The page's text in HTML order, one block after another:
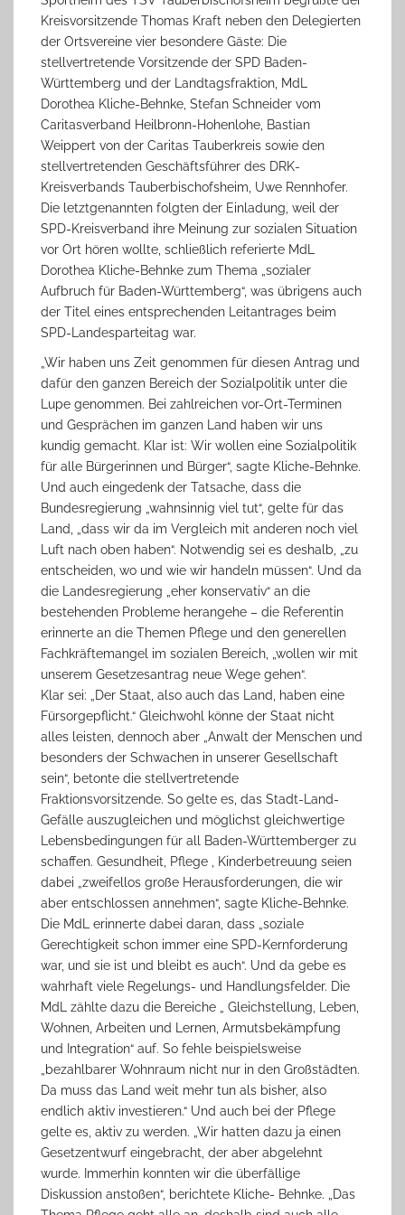
Kreisvorsitzende Thomas Kraft neben den Delegierten
der Ortsvereine vier besondere Gäste: Die
stellvertretende Vorsitzende der SPD Baden-
Württemberg und der Landtagsfraktion, MdL
Dorothea Kliche-Behnke, Stefan Schneider vom
Caritasverband Heilbronn-Hohenlohe, Bastian
Weippert von der Caritas Tauberkreis sowie den
stellvertretenden Geschäftsführer des DRK-
Kreisverbands Tauberbischofsheim, Uwe Rennhofer.
Die letztgenannten folgten der Einladung, weil der
SPD-Kreisverband ihre Meinung zur sozialen Situation
vor Ort hören wollte, schließlich referierte MdL
Dorothea Kliche-Behnke zum Thema „sozialer
Aufbruch für Baden-Württemberg“, was übrigens auch
der Titel eines entsprechenden Leitantrages beim
SPD-Landesparteitag war.
„Wir haben uns Zeit genommen für diesen Antrag und
dafür den ganzen Bereich der Sozialpolitik unter die
Lupe genommen. Bei zahlreichen vor-Ort-Terminen
und Gesprächen im ganzen Land haben wir uns
kundig gemacht. Klar ist: Wir wollen eine Sozialpolitik
für alle Bürgerinnen und Bürger“, sagte Kliche-Behnke.
Und auch eingedenk der Tatsache, dass die
Bundesregierung „wahnsinnig viel tut“, gelte für das
Land, „dass wir da im Vergleich mit anderen noch viel
Luft nach oben haben“. Notwendig sei es deshalb, „zu
entscheiden, wo und wie wir handeln müssen“. Und da
die Landesregierung „eher konservativ“ an die
bestehenden Probleme herangehe – die Referentin
erinnerte an die Themen Pflege und den generellen
Fachkräftemangel im sozialen Bereich, „wollen wir mit
unserem Gesetzesantrag neue Wege gehen“.
Klar sei: „Der Staat, also auch das Land, haben eine
Fürsorgepflicht.“ Gleichwohl könne der Staat nicht
alles leisten, dennoch aber „Anwalt der Menschen und
besonders der Schwachen in unserer Gesellschaft
sein“, betonte die stellvertretende
Fraktionsvorsitzende. So gelte es, das Stadt-Land-
Gefälle auszugleichen und möglichst gleichwertige
Lebensbedingungen für all Baden-Württemberger zu
schaffen. Gesundheit, Pflege , Kinderbetreuung seien
dabei „zweifellos große Herausforderungen, die wir
aber entschlossen annehmen“, sagte Kliche-Behnke.
Die MdL erinnerte dabei daran, dass „soziale
Gerechtigkeit schon immer eine SPD-Kernforderung
war, und sie ist und bleibt es auch“. Und da gebe es
wahrhaft viele Regelungs- und Handlungsfelder. Die
MdL zählte dazu die Bereiche „ Gleichstellung, Leben,
Wohnen, Arbeiten und Lernen, Armutsbekämpfung
und Integration“ auf. So fehle beispielsweise
„bezahlbarer Wohnraum nicht nur in den Großstädten.
Da muss das Land weit mehr tun als bisher, also
endlich aktiv investieren.“ Und auch bei der Pflege
gelte es, aktiv zu werden. „Wir hatten dazu ja einen
Gesetzentwurf eingebracht, der aber abgelehnt
wurde. Immerhin konnten wir die überfällige
Diskussion anstoßen“, berichtete Kliche- Behnke. „Das